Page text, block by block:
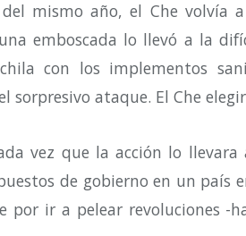
mismo año, el Che volvía
emboscada lo llevó a la
con los implementos
sorpresivo ataque. El Che
vez que la acción lo llevara
de gobierno en un país
por ir a pelear revoluciones -